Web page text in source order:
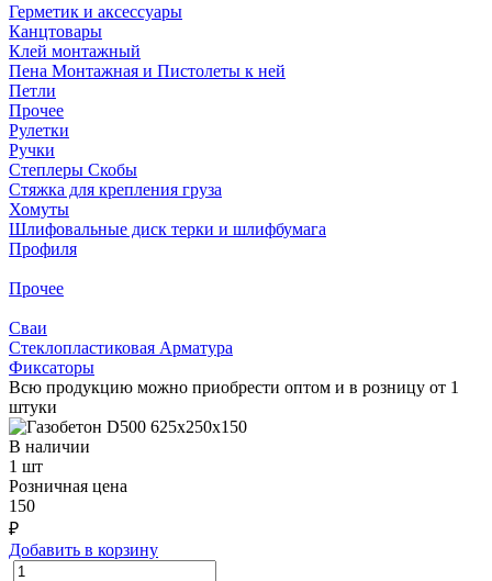
Герметик и аксессуары
Канцтовары
Клей монтажный
Пена Монтажная и Пистолеты к ней
Петли
Прочее
Рулетки
Ручки
Степлеры Скобы
Стяжка для крепления груза
Хомуты
Шлифовальные диск терки и шлифбумага
Профиля
Прочее
Сваи
Стеклопластиковая Арматура
Фиксаторы
Всю продукцию можно приобрести оптом и в розницу от 1
штуки
В наличии
1 шт
Розничная цена
150
₽
Добавить в корзину